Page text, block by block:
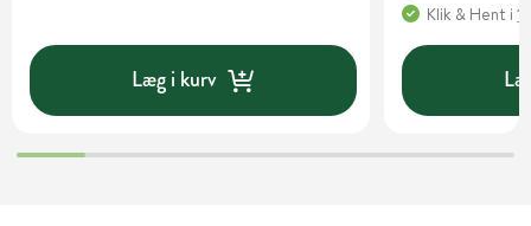
Læg i kurv
Klik & Hent i